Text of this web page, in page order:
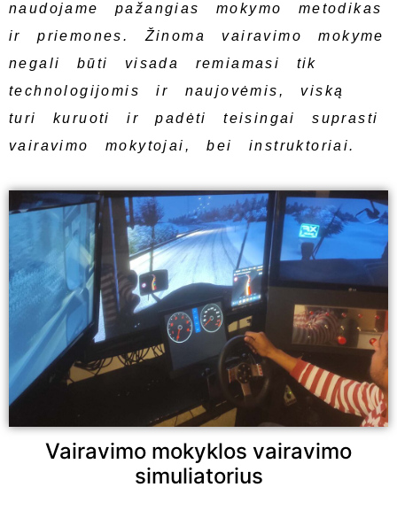
naudojame pažangias mokymo metodikas
ir priemones. Žinoma vairavimo mokyme
negali būti visada remiamasi tik
technologijomis ir naujovėmis, viską
turi kuruoti ir padėti teisingai suprasti
vairavimo mokytojai, bei instruktoriai.
Vairavimo mokyklos vairavimo
simuliatorius